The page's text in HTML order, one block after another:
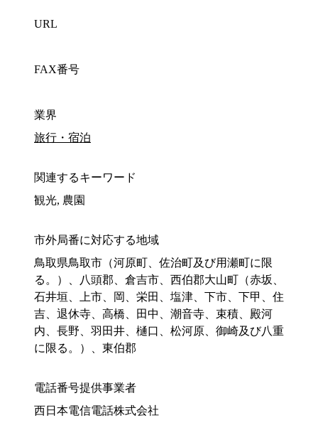
URL
FAX番号
業界
旅行・宿泊
関連するキーワード
観光, 農園
市外局番に対応する地域
鳥取県鳥取市（河原町、佐治町及び用瀬町に限
る。）、八頭郡、倉吉市、西伯郡大山町（赤坂、
石井垣、上市、岡、栄田、塩津、下市、下甲、住
吉、退休寺、高橋、田中、潮音寺、束積、殿河
内、長野、羽田井、樋口、松河原、御崎及び八重
に限る。）、東伯郡
電話番号提供事業者
西日本電信電話株式会社